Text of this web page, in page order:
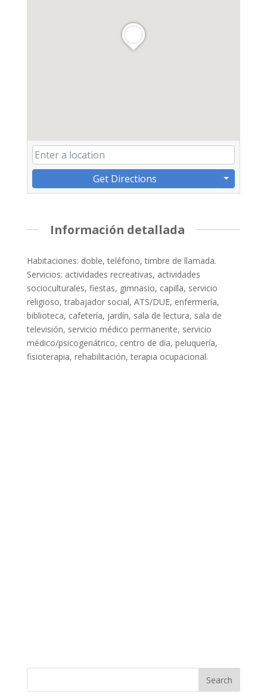
Get Directions
Información detallada
Habitaciones: doble, teléfono, timbre de llamada.
Servicios: actividades recreativas, actividades
socioculturales, fiestas, gimnasio, capilla, servicio
religioso, trabajador social, ATS/DUE, enfermería,
biblioteca, cafetería, jardín, sala de lectura, sala de
televisión, servicio médico permanente, servicio
médico/psicogeriátrico, centro de día, peluquería,
fisioterapia, rehabilitación, terapia ocupacional.